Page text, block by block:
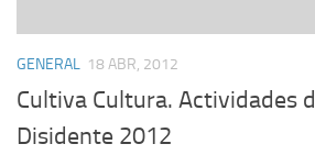
GENERAL 18 ABR, 2012
Cultiva Cultura. Actividades
Disidente 2012